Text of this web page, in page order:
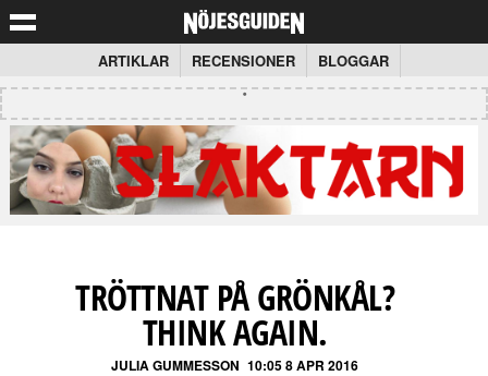
ARTIKLAR RECENSIONER BLOGGAR
TRÖTTNAT PÅ GRÖNKÅL?
THINK AGAIN.
JULIA GUMMESSON 10:05 8 APR 2016